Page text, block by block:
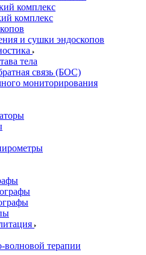
комплекс
комплекс
и сушки эндоскопов
тела
связь (БОС)
мониторирования
волновой терапии